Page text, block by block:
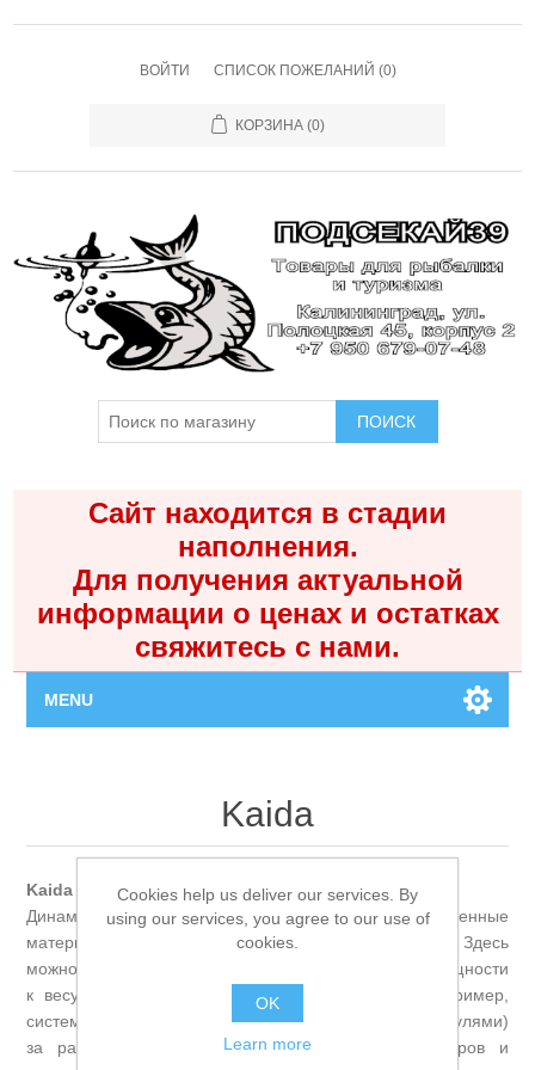
ВОЙТИ СПИСОК ПОЖЕЛАНИЙ (0)
КОРЗИНА (0)
ПОИСК
Сайт находится в стадии
наполнения.
Для получения актуальной
информации о ценах и остатках
свяжитесь с нами.
MENU
Контакты
Личный кабинет
Поиск
Kaida
Kaida — Агрессивный прогресс.
Динамичный бренд, который быстро внедряет современные
материалы и конструкции, делая их доступными. Здесь
можно найти удилища с отличным соотношением мощности
к весу и катушки с интересными решениями (например,
системами дальнего заброса или облегчёнными шпулями)
за разумные деньги. Выбор для экспериментаторов и
Cookies help us deliver our services. By
using our services, you agree to our use of
cookies.
OK
Learn more